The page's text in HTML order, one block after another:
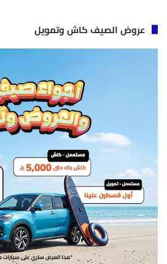
عروض الصيف كاش وتمويل